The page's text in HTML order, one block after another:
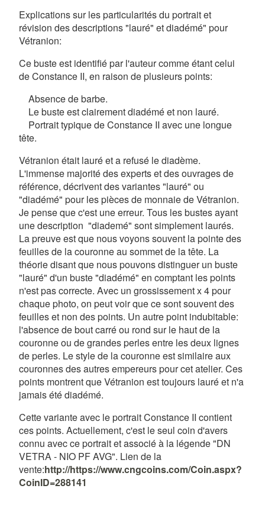
Explications sur les particularités du portrait et
révision des descriptions "lauré" et diadémé" pour
Vétranion:
Ce buste est identifié par l'auteur comme étant celui
de Constance II, en raison de plusieurs points:
Absence de barbe.
Le buste est clairement diadémé et non lauré.
Portrait typique de Constance II avec une longue
tête.
Vétranion était lauré et a refusé le diadème.
L'immense majorité des experts et des ouvrages de
référence, décrivent des variantes "lauré" ou
"diadémé" pour les pièces de monnaie de Vétranion.
Je pense que c'est une erreur. Tous les bustes ayant
une description "diademé" sont simplement laurés.
La preuve est que nous voyons souvent la pointe des
feuilles de la couronne au sommet de la tête. La
théorie disant que nous pouvons distinguer un buste
"lauré" d'un buste "diadémé" en comptant les points
n'est pas correcte. Avec un grossissement x 4 pour
chaque photo, on peut voir que ce sont souvent des
feuilles et non des points. Un autre point indubitable:
l'absence de bout carré ou rond sur le haut de la
couronne ou de grandes perles entre les deux lignes
de perles. Le style de la couronne est similaire aux
couronnes des autres empereurs pour cet atelier. Ces
points montrent que Vétranion est toujours lauré et n'a
jamais été diadémé.
Cette variante avec le portrait Constance II contient
ces points. Actuellement, c'est le seul coin d'avers
connu avec ce portrait et associé à la légende "DN
VETRA - NIO PF AVG". Lien de la
vente:http://https://www.cngcoins.com/Coin.aspx?
CoinID=288141